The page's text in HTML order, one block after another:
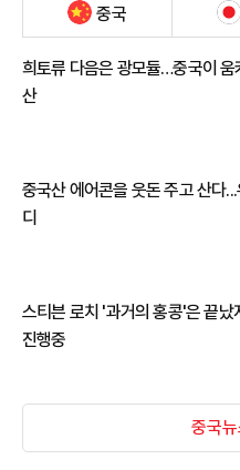
중국
희토류 다음은 광모듈…중국이 움
산
중국산 에어콘을 웃돈 주고 산다
디
스티븐 로치 '과거의 홍콩'은 끝났
진행중
중국